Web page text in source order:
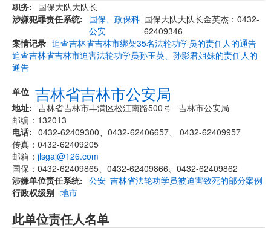
职务
国保大队大队长
涉嫌犯罪责任系统
国保、政保科
公安
国保大队大队长金英杰：0432-
62409346
案情记录 追查吉林省吉林市绑架35名法轮功学员的责任人的通告
追查吉林省吉林市迫害法轮功学员孙玉英、孙影君姐妹的责任人的
通告
单位 吉林省吉林市公安局
地址
吉林省吉林市丰满区松江南路500号 吉林市公安局
邮编：132013
电话
0432-62409300、0432-62406657、 0432-62409957
传真：0432-62409205
邮箱： jlsgaj@126.com
国保：0432-62409865、0432-62409866、0432-62409862
涉嫌单位责任系统
公安 吉林省法轮功学员被迫害致死的部分案例
行政权级别 地市
此单位责任人名单